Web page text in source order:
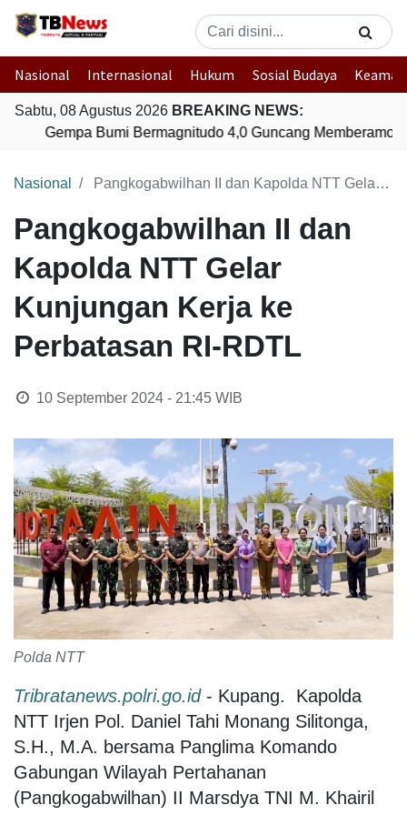
Nasional Internasional Hukum Sosial Budaya
Sabtu, 08 Agustus 2026 BREAKING NEWS:
Gempa Bumi Bermagnitudo 4,0 Guncang Memberamo
Nasional Pangkogabwilhan II dan Kapolda NTT Gelar Kunjungan Kerja ke Perbatasan RI-RDTL
Pangkogabwilhan II dan
Kapolda NTT Gelar
Kunjungan Kerja ke
Perbatasan RI-RDTL
10 September 2024 - 21:45WIB
Polda NTT
Tribratanews.polri.go.id- Kupang. Kapolda
NTT Irjen Pol. Daniel Tahi Monang Silitonga,
S.H., M.A. bersama Panglima Komando
Gabungan Wilayah Pertahanan
(Pangkogabwilhan) II Marsdya TNI M. Khairil